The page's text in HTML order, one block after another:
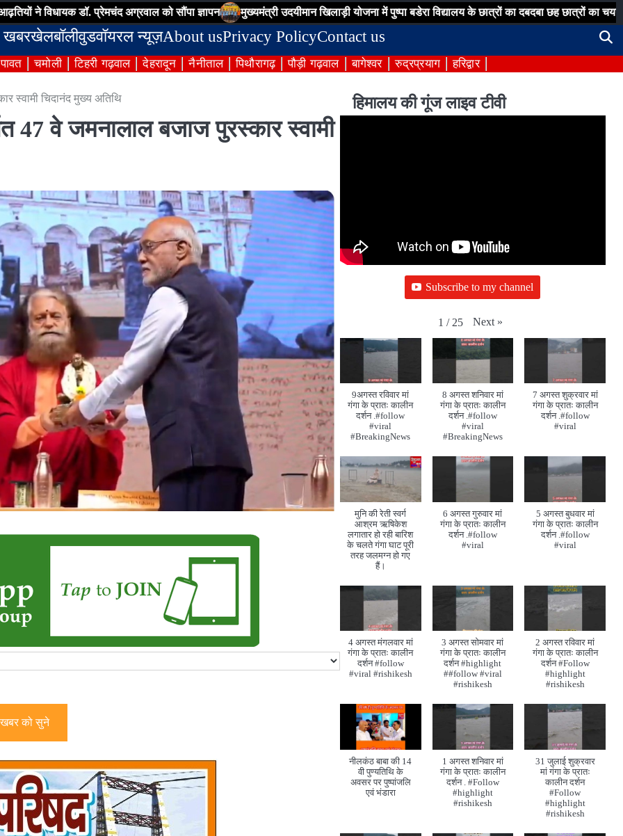
डॉ. प्रेमचंद अग्रवाल को सौंपा ज्ञापन मुख्यमंत्री उदयीमान खिलाड़ी योजना में पुष्पा बडेरा विद्यालय के छात्रों का दबदबा छह छात्रों का चयन,
खबरखेलबॉलीवुडवॉयरल न्यूज़About usPrivacy PolicyContact us
चमोली टिहरी गढ़वाल देहरादून नैनीताल पिथौरागढ़ पौड़ी गढ़वाल बागेश्वर रुद्रप्रयाग हरिद्वार
स्वामी चिदानंद मुख्य अतिथि
47 वे जमनालाल बजाज पुरस्कार स्वामी
को सुने
हिमालय की गूंज लाइव टीवी
Subscribe to my channel
1 / 25 Next »
9अगस्त रविवार मां
गंगा के प्रातः कालीन
दर्शन .#follow
#viral
#BreakingNews
8 अगस्त शनिवार मां
गंगा के प्रातः कालीन
दर्शन .#follow
#viral
#BreakingNews
7 अगस्त शुक्रवार मां
गंगा के प्रातः कालीन
दर्शन .#follow
#viral
मुनि की रेती स्वर्ग
आश्रम ऋषिकेश
लगातार हो रही बारिश
के चलते गंगा घाट पूरी
तरह जलमग्न हो गए
हैं।
6 अगस्त गुरुवार मां
गंगा के प्रातः कालीन
दर्शन .#follow
#viral
5 अगस्त बुधवार मां
गंगा के प्रातः कालीन
दर्शन .#follow
#viral
4 अगस्त मंगलवार मां
गंगा के प्रातः कालीन
दर्शन #follow
#viral #rishikesh
3 अगस्त सोमवार मां
गंगा के प्रातः कालीन
दर्शन #highlight
##follow #viral
#rishikesh
2 अगस्त रविवार मां
गंगा के प्रातः कालीन
दर्शन #Follow
#highlight
#rishikesh
नीलकंठ बाबा की 14
वी पुण्यतिथि के
अवसर पर पुष्पांजलि
एवं भंडारा
1 अगस्त शनिवार मां
गंगा के प्रातः कालीन
दर्शन . #Follow
#highlight
#rishikesh
31 जुलाई शुक्रवार
मां गंगा के प्रातः
कालीन दर्शन
#Follow
#highlight
#rishikesh